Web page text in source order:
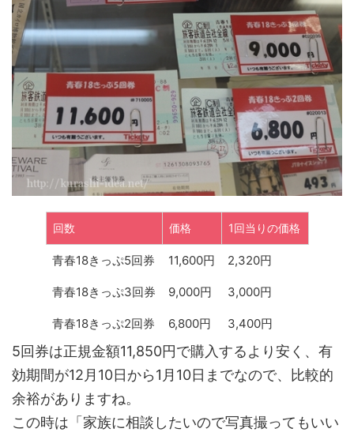
回数 価格 1回当りの価格
青春18きっぷ5回券 11,600円 2,320円
青春18きっぷ3回券 9,000円 3,000円
青春18きっぷ2回券 6,800円 3,400円
5回券は正規金額11,850円で購入するより安く、有
効期間が12月10日から1月10日までなので、比較的
余裕がありますね。
この時は「家族に相談したいので写真撮ってもいい